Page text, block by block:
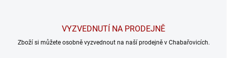
VYZVEDNUTÍ NA PRODEJNĚ
Zboží si můžete osobně vyzvednout na naší prodejně v Chabařovicích.